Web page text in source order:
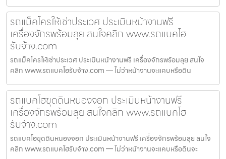
รถแม็คโครให้เช่าประเวศ ประเมินหน้างานฟรี
เครื่องจักรพร้อมลุย สนใจคลิก www.รถแบคโฮ
รับจ้าง.com
รถแม็คโครให้เช่าประเวศ ประเมินหน้างานฟรี เครื่องจักรพร้อมลุย สนใจ
คลิก www.รถแบคโฮรับจ้าง.com — ไม่ว่าหน้างานจะแคบหรือดิน
รถแบคโฮขุดดินหนองจอก ประเมินหน้างานฟรี
เครื่องจักรพร้อมลุย สนใจคลิก www.รถแบคโฮ
รับจ้าง.com
รถแบคโฮขุดดินหนองจอก ประเมินหน้างานฟรี เครื่องจักรพร้อมลุย สนใจ
คลิก www.รถแบคโฮรับจ้าง.com — ไม่ว่าหน้างานจะแคบหรือดินจะ